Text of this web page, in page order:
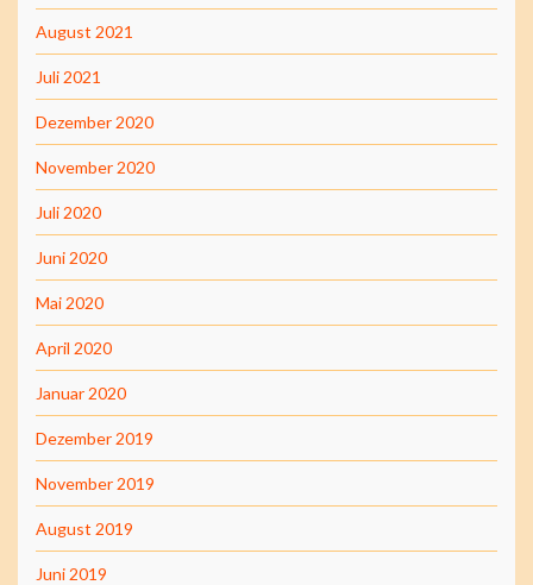
August 2021
Juli 2021
Dezember 2020
November 2020
Juli 2020
Juni 2020
Mai 2020
April 2020
Januar 2020
Dezember 2019
November 2019
August 2019
Juni 2019